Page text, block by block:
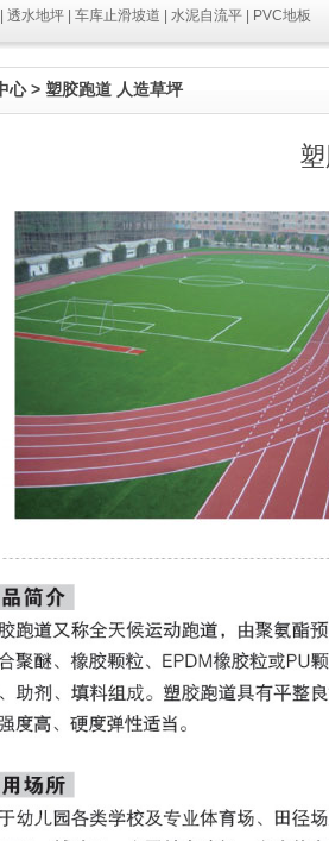
水地坪 | 车库止滑坡道 | 水泥自流平 | PVC地板
心> 塑胶跑道 人造草坪